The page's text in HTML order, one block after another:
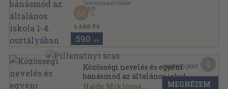
Tankönyvkiadó Vállalat
1970
Fűzött kemény papírkötés
Tanítók kézikönyvtára sorozat
1.180 Ft
50
590 ,-Ft
Közösségi nevelés és egyéni
bánásmód az általános iskola
1-4. osztályában
Hajdu Miklósné ...
Kapható pont:
MEGNÉZEM